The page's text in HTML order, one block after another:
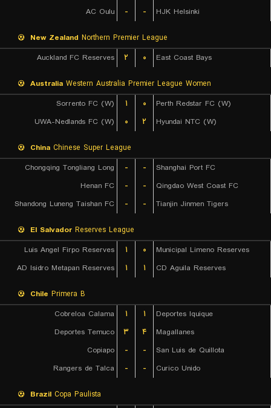
AC Oulu
- - HJK Helsinki
New Zealand Northern Premier League
Auckland FC Reserves
۲ ۰ East Coast Bays
Australia Western Australia Premier League Women
Sorrento FC (W)
۱ ۰
Perth Redstar FC (W)
UWA-Nedlands FC (W)
۰ ۲ Hyundai NTC (W)
China Chinese Super League
Chongqing Tongliang Long
- -
Shanghai Port FC
Henan FC
- -
Qingdao West Coast FC
Shandong Luneng Taishan FC
- - Tianjin Jinmen Tigers
El Salvador Reserves League
Luis Angel Firpo Reserves
۱ ۰
Municipal Limeno Reserves
AD Isidro Metapan Reserves
۱ ۱ CD Aguila Reserves
Chile Primera B
Cobreloa Calama
۱ ۱
Deportes Iquique
Deportes Temuco
۳ ۴
Magallanes
Copiapo
- -
San Luis de Quillota
Rangers de Talca
- - Curico Unido
Brazil Copa Paulista